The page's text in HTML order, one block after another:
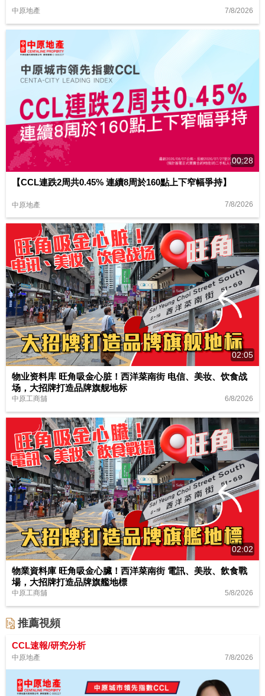
中原地產 7/8/2026
00:28
【CCL連跌2周共0.45% 連續8周於160點上下窄幅爭持】
中原地產 7/8/2026
02:05
物业资料库 旺角吸金心脏！西洋菜南街 电信、美妆、饮食战
场，大招牌打造品牌旗舰地标
中原工商舖 6/8/2026
02:02
物業資料庫 旺角吸金心臟！西洋菜南街 電訊、美妝、飲食戰
場，大招牌打造品牌旗艦地標
中原工商舖 5/8/2026
推薦視頻
CCL速報/研究分析
中原地產 7/8/2026